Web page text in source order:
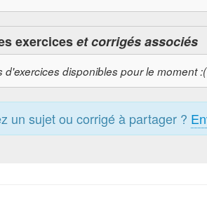
exerciceset corrigés associés
d'exercices disponibles pour le moment :(
un sujet ou corrigé à partager ?